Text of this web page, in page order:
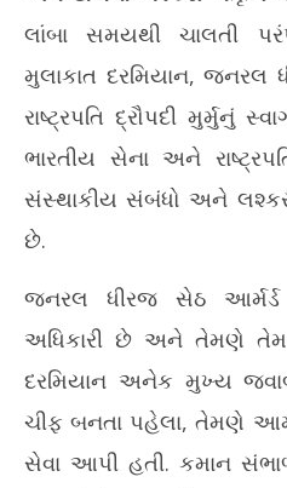
લાંબા સમયથી ચાલતી
મુલાકાત દરમિયાન,
રાષ્ટ્રપતિ દ્રૌપદી મુર્મુનું
ભારતીય સેના અને
સંસ્થાકીય સંબંધો અને
છે.
જનરલ ધીરજ સેઠ
અધિકારી છે અને તેમણે તેમના
દરમિયાન અનેક મુખ્ય
ચીફ બનતા પહેલા, તેમણે
સેવા આપી હતી. કમાન